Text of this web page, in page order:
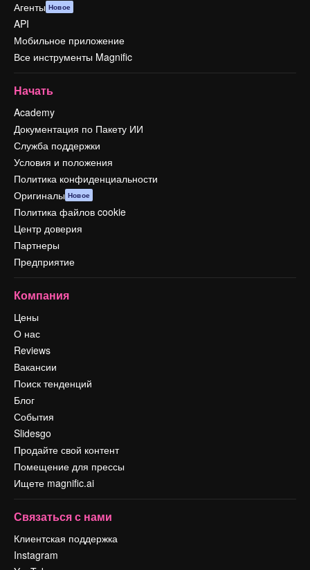
Агенты Новое
API
Мобильное приложение
Все инструменты Magnific
Начать
Academy
Документация по Пакету ИИ
Служба поддержки
Условия и положения
Политика конфиденциальности
Оригиналы Новое
Политика файлов cookie
Центр доверия
Партнеры
Предприятие
Компания
Цены
О нас
Reviews
Вакансии
Поиск тенденций
Блог
События
Slidesgo
Продайте свой контент
Помещение для прессы
Ищете magnific.ai
Связаться с нами
Клиентская поддержка
Instagram